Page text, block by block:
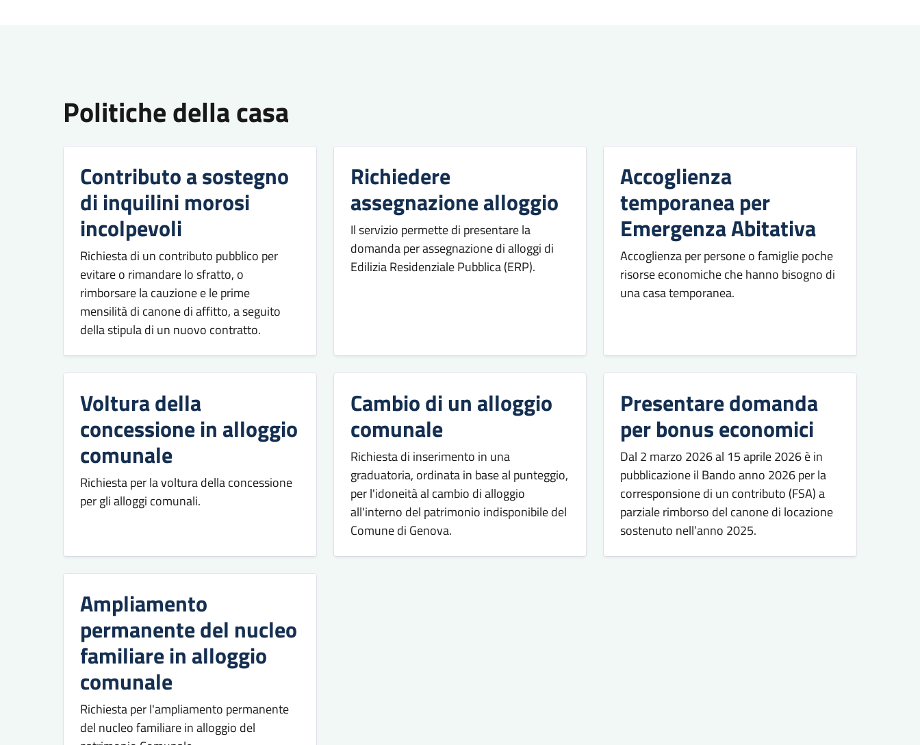
Politiche della casa
Contributo a sostegno
di inquilini morosi
incolpevoli
Richiesta di un contributo pubblico per
evitare o rimandare lo sfratto, o
rimborsare la cauzione e le prime
mensilità di canone di affitto, a seguito
della stipula di un nuovo contratto.
Richiedere
assegnazione alloggio
Il servizio permette di presentare la
domanda per assegnazione di alloggi di
Edilizia Residenziale Pubblica (ERP).
Accoglienza
temporanea per
Emergenza Abitativa
Accoglienza per persone o famiglie poche
risorse economiche che hanno bisogno di
una casa temporanea.
Voltura della
concessione in alloggio
comunale
Richiesta per la voltura della concessione
per gli alloggi comunali.
Cambio di un alloggio
comunale
Richiesta di inserimento in una
graduatoria, ordinata in base al punteggio,
per l'idoneità al cambio di alloggio
all'interno del patrimonio indisponibile del
Comune di Genova.
Presentare domanda
per bonus economici
Dal 2 marzo 2026 al 15 aprile 2026 è in
pubblicazione il Bando anno 2026 per la
corresponsione di un contributo (FSA) a
parziale rimborso del canone di locazione
sostenuto nell’anno 2025.
Ampliamento
permanente del nucleo
familiare in alloggio
comunale
Richiesta per l'ampliamento permanente
del nucleo familiare in alloggio del